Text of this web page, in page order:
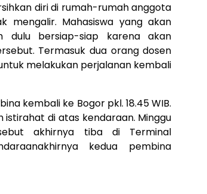
diri di rumah-rumah anggota
mengalir. Mahasiswa yang akan
dulu bersiap-siap karena akan
Termasuk dua orang dosen
melakukan perjalanan kembali
kembali ke Bogor pkl. 18.45 WIB.
di atas kendaraan. Minggu
akhirnya tiba di Terminal
kedua pembina